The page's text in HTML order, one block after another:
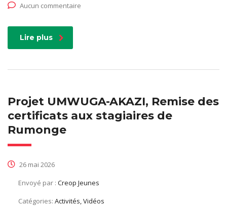
Aucun commentaire
Lire plus
Projet UMWUGA-AKAZI, Remise des
certificats aux stagiaires de
Rumonge
26 mai 2026
Envoyé par : Creop Jeunes
Catégories: Activités, Vidéos